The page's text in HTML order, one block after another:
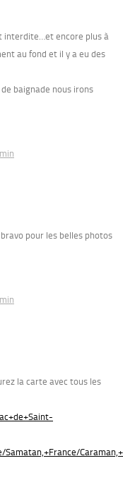
interdite…et encore plus à
au fond et il y a eu des
baignade nous irons
pour les belles photos
la carte avec tous les
Samatan,+France/